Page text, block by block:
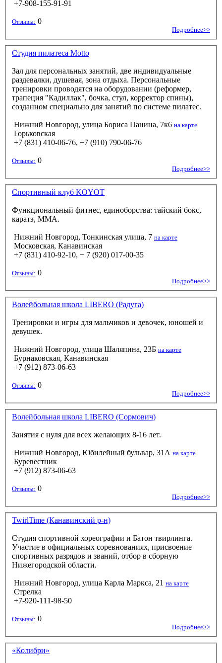
+7-908-155-91-91
Отзывы: 0
Подробнее>>
Студия пилатеса Motto
Зал для персональных занятий, две индивидуальные
раздевалки, душевая, зона отдыха. Персональные
тренировки проводятся на оборудовании (реформер,
трапеция "Кадиллак", бочка, стул, корректор спины),
созданном специально для занятий по системе пилатес.
Нижний Новгород, улица Бориса Панина, 7к6 на карте
Горьковская
+7 (831) 410-06-76, +7 (910) 790-06-76
Отзывы: 0
Подробнее>>
Спортивный клуб KOYOT
Функциональный фитнес, единоборства: тайский бокс,
каратэ, ММА.
Нижний Новгород, Тонкинская улица, 7 на карте
Московская, Канавинская
+7 (831) 410-92-10, + 7 (920) 017-00-35
Отзывы: 0
Подробнее>>
Волейбольная школа LIBERO (Радуга)
Тренировки и игры для мальчиков и девочек, юношей и
девушек.
Нижний Новгород, улица Шаляпина, 23Б на карте
Бурнаковская, Канавинская
+7 (912) 873-06-63
Отзывы: 0
Подробнее>>
Волейбольная школа LIBERO (Сормович)
Занятия c нуля для всех желающих 8-16 лет.
Нижний Новгород, Юбилейный бульвар, 31А на карте
Буревестник
+7 (912) 873-06-63
Отзывы: 0
Подробнее>>
TwirlTime (Канавинский р-н)
Студия спортивной хореографии и Батон твирлинга.
Участие в официальных соревнованиях, присвоение
спортивных разрядов и званий, отбор в сборную
Нижегородской области.
Нижний Новгород, улица Карла Маркса, 21 на карте
Стрелка
+7-920-111-98-50
Отзывы: 0
Подробнее>>
«Колибри»